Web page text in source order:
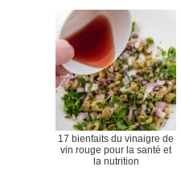
17 bienfaits du vinaigre de
vin rouge pour la santé et
la nutrition